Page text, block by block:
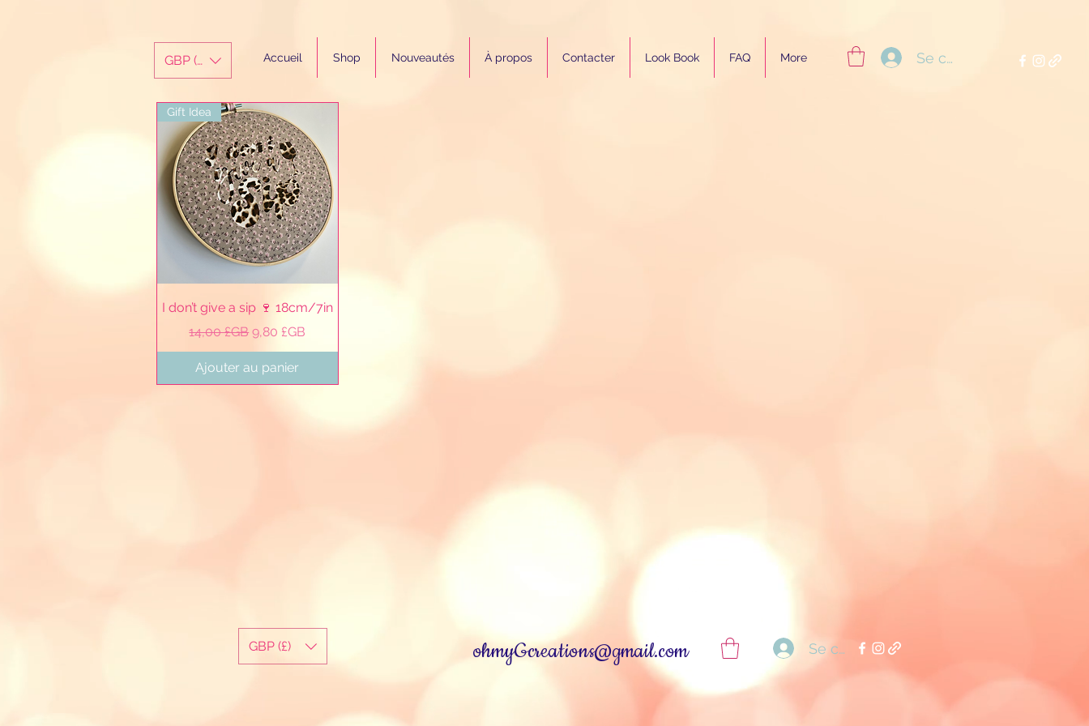
GBP (£) Accueil Shop Nouveautés À propos Contacter Look Book FAQ More Se connecter
Aperçu rapide
Gift Idea
I don’t give a sip 🍷 18cm/7in
Prix original
14,00 £GBPrix promotionnel
9,80 £GB
Ajouter au panier
GBP (£) ohmyGcreations@gmail.com Se connecter